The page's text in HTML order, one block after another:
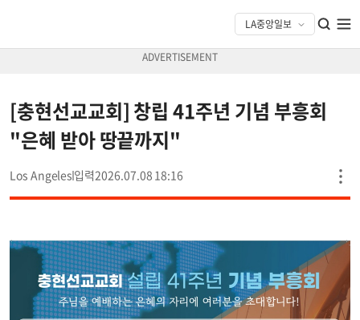
[충현선교교회] 창립 41주년 기념 부흥회
"은혜 받아 땅끝까지"
Los Angeles 2026.07.08 18:16